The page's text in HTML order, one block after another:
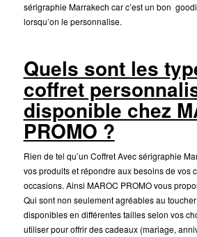
sérigraphie Marrakech car c’est un bon
lorsqu’on le personnalise.
Quels sont les
coffret
disponible chez
PROMO ?
Rien de tel qu’un Coffret Avec sérigraphie
vos produits et répondre aux besoins de vos
occasions. Ainsi MAROC PROMO vous
Qui sont non seulement agréables au
disponibles en différentes tailles selon vos
utiliser pour offrir des cadeaux (mariage,